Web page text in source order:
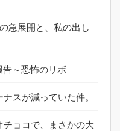
急展開と、私の出し
～恐怖のリボ
スが減っていた件。
ョコで、まさかの大